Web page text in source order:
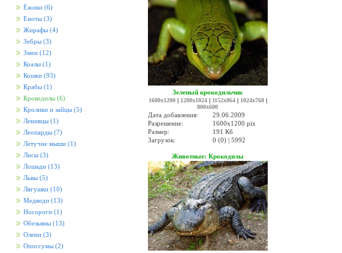
Ёжики (6)
Еноты (3)
Жирафы (4)
Зебры (3)
Змеи (12)
Коалы (1)
Кошки (93)
Крабы (1)
Крокодилы (6)
Кролики и зайцы (5)
Ленивцы (1)
Леопарды (7)
Летучие мыши (1)
Лисы (3)
Лошади (13)
Львы (5)
Лягушки (10)
Медведи (13)
Носороги (1)
Обезьяны (13)
Олени (3)
Опоссумы (2)
Зеленый крокодильчик
1600x1200| 1280x1024| 1152x864| 1024x768|
800x600
Дата добавления:
29.06.2009
Разрешение:
1600x1200 pix
Размер:
191 Кб
Загрузок:
0 (0) | 5992
Животные: Крокодилы